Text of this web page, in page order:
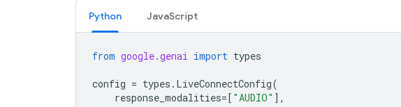
Python JavaScript
from google.genai import types
config = types . LiveConnectConfig(
response_modalities=[ "AUDIO" ],